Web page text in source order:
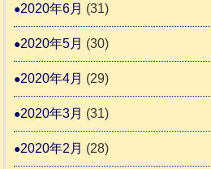
2020年6月 (31)
2020年5月 (30)
2020年4月 (29)
2020年3月 (31)
2020年2月 (28)